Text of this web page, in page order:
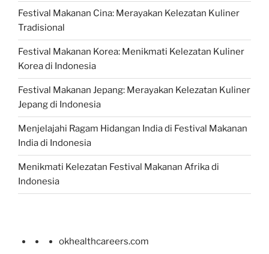
Festival Makanan Cina: Merayakan Kelezatan Kuliner
Tradisional
Festival Makanan Korea: Menikmati Kelezatan Kuliner
Korea di Indonesia
Festival Makanan Jepang: Merayakan Kelezatan Kuliner
Jepang di Indonesia
Menjelajahi Ragam Hidangan India di Festival Makanan
India di Indonesia
Menikmati Kelezatan Festival Makanan Afrika di
Indonesia
okhealthcareers.com